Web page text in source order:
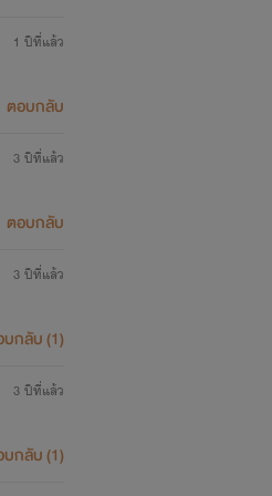
1 ปีที่แล้ว
ตอบกลับ
3 ปีที่แล้ว
ตอบกลับ
3 ปีที่แล้ว
กลับ (1)
3 ปีที่แล้ว
กลับ (1)